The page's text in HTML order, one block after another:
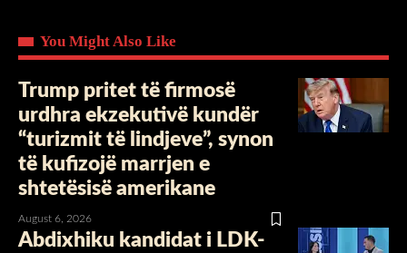
You Might Also Like
Trump pritet të firmosë
urdhra ekzekutivë kundër
“turizmit të lindjeve”, synon
të kufizojë marrjen e
shtetësisë amerikane
August 6, 2026
Abdixhiku kandidat i LDK-